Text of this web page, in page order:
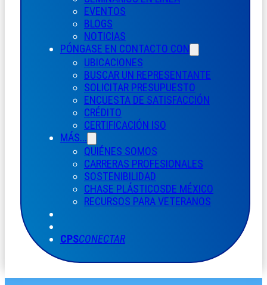
EVENTOS
BLOGS
NOTICIAS
PÓNGASE EN CONTACTO CON
UBICACIONES
BUSCAR UN REPRESENTANTE
SOLICITAR PRESUPUESTO
ENCUESTA DE SATISFACCIÓN
CRÉDITO
CERTIFICACIÓN ISO
MÁS...
QUIÉNES SOMOS
CARRERAS PROFESIONALES
SOSTENIBILIDAD
CHASE PLÁSTICOSDE MÉXICO
RECURSOS PARA VETERANOS
CPSCONECTAR